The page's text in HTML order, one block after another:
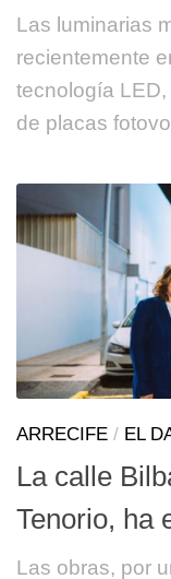
Las luminarias
recientemente
tecnología
de placas
ARRECIFE / EL
La calle
Tenorio, ha
Las obras, por